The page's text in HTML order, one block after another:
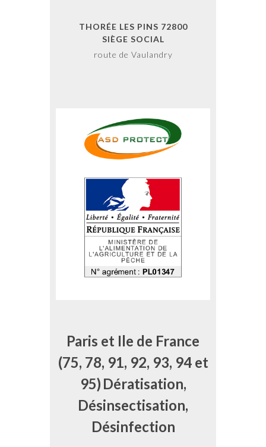
THORÉE LES PINS 72800
SIÈGE SOCIAL
route de Vaulandry
Paris et Ile de France
(75, 78, 91, 92, 93, 94 et
95) Dératisation,
Désinsectisation,
Désinfection